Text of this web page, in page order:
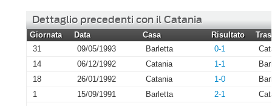
Dettaglio precedenti con il Catania
Giornata Data Casa Risultato
31
09/05/1993 Barletta 0-1
14
06/12/1992 Catania 1-1
18
26/01/1992 Catania 1-0
1
15/09/1991 Barletta 2-1